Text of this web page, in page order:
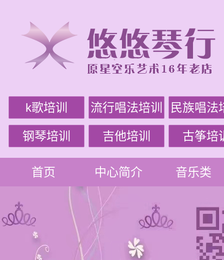
k歌培训 流行唱法培训 民族唱法
钢琴培训 吉他培训 古筝培
首页 中心简介 音乐类